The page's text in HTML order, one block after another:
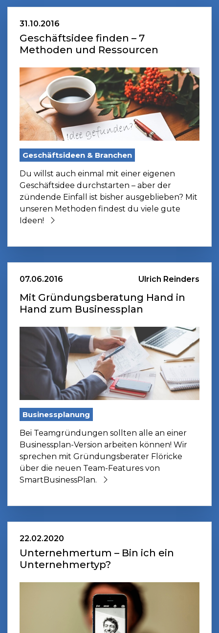
31.10.2016
Geschäftsidee finden – 7
Methoden und Ressourcen
Geschäftsideen & Branchen
Du willst auch einmal mit einer eigenen
Geschäftsidee durchstarten – aber der
zündende Einfall ist bisher ausgeblieben? Mit
unseren Methoden findest du viele gute
Ideen!
07.06.2016 Ulrich Reinders
Mit Gründungsberatung Hand in
Hand zum Businessplan
Businessplanung
Bei Teamgründungen sollten alle an einer
Businessplan-Version arbeiten können! Wir
sprechen mit Gründungsberater Flöricke
über die neuen Team-Features von
SmartBusinessPlan.
22.02.2020
Unternehmertum – Bin ich ein
Unternehmertyp?